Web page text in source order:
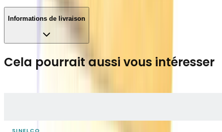
Informations de livraison
Cela pourrait aussi vous intéresser
SINELCO